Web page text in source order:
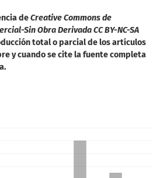
deCreative Commons de
Sin Obra Derivada CC BY-NC-SA
total o parcial de los artículos
y cuando se cite la fuente completa